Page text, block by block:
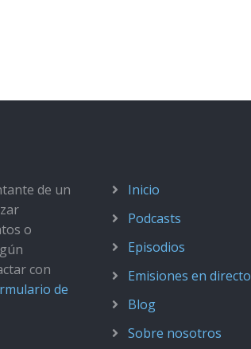
de un
o
con
de
Inicio
Podcasts
Episodios
Emisiones en directo
Blog
Sobre nosotros